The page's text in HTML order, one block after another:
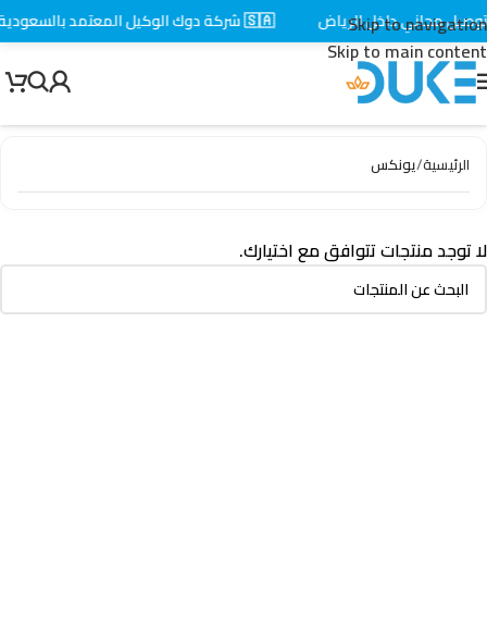
Skip to navigation
Skip to main content
الرئيسية/يونكس
لا توجد منتجات تتوافق مع اختيارك.
مجاني داخل الرياض 🇸🇦 شركة دوك الوكيل المعتمد بالسعودية